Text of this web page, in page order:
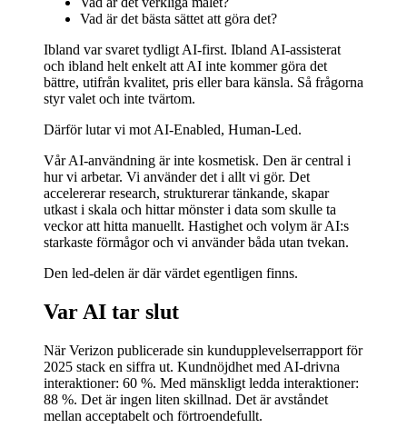
Vad är det bästa sättet att göra det?
Ibland var svaret tydligt AI-first. Ibland AI-assisterat
och ibland helt enkelt att AI inte kommer göra det
bättre, utifrån kvalitet, pris eller bara känsla. Så frågorna
styr valet och inte tvärtom.
Därför lutar vi mot AI-Enabled, Human-Led.
Vår AI-användning är inte kosmetisk. Den är central i
hur vi arbetar. Vi använder det i allt vi gör. Det
accelererar research, strukturerar tänkande, skapar
utkast i skala och hittar mönster i data som skulle ta
veckor att hitta manuellt. Hastighet och volym är AI:s
starkaste förmågor och vi använder båda utan tvekan.
Den led-delen är där värdet egentligen finns.
Var AI tar slut
När Verizon publicerade sin kundupplevelserrapport för
2025 stack en siffra ut. Kundnöjdhet med AI-drivna
interaktioner: 60 %. Med mänskligt ledda interaktioner:
88 %. Det är ingen liten skillnad. Det är avståndet
mellan acceptabelt och förtroendefullt.